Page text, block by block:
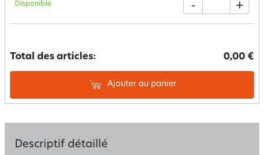
Disponible - +
Total des articles: 0,00 €
Ajouter au panier
Descriptif détaillé